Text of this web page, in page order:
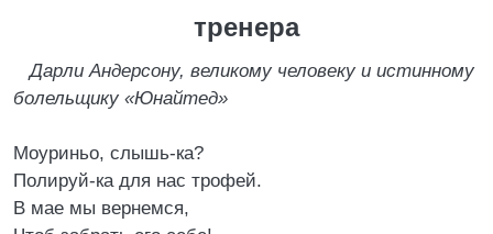
тренера
Дарли Андерсону, великому человеку и истинному
болельщику «Юнайтед»
Моуриньо, слышь-ка?
Полируй-ка для нас трофей.
В мае мы вернемся,